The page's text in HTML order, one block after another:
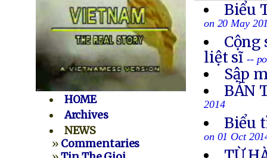
HOME
Archives
NEWS
» Commentaries
Biểu
on 20 May
Cộng
liệt sĩ --
Sập
BẢN
2014
Biểu
on 01 Oct